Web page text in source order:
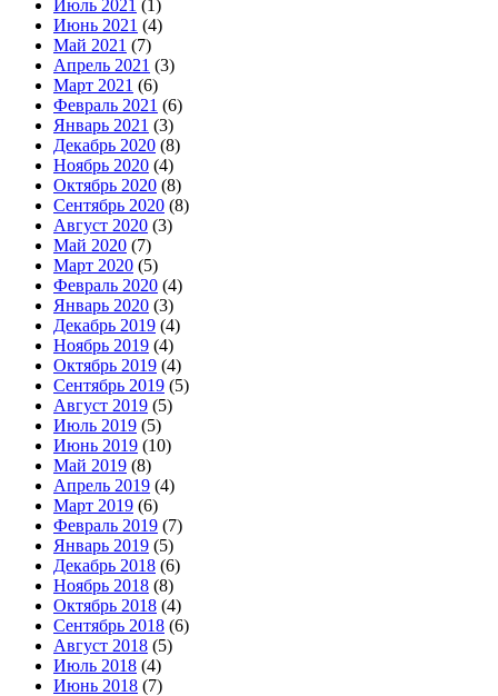
Июль 2021 (1)
Июнь 2021 (4)
Май 2021 (7)
Апрель 2021 (3)
Март 2021 (6)
Февраль 2021 (6)
Январь 2021 (3)
Декабрь 2020 (8)
Ноябрь 2020 (4)
Октябрь 2020 (8)
Сентябрь 2020 (8)
Август 2020 (3)
Май 2020 (7)
Март 2020 (5)
Февраль 2020 (4)
Январь 2020 (3)
Декабрь 2019 (4)
Ноябрь 2019 (4)
Октябрь 2019 (4)
Сентябрь 2019 (5)
Август 2019 (5)
Июль 2019 (5)
Июнь 2019 (10)
Май 2019 (8)
Апрель 2019 (4)
Март 2019 (6)
Февраль 2019 (7)
Январь 2019 (5)
Декабрь 2018 (6)
Ноябрь 2018 (8)
Октябрь 2018 (4)
Сентябрь 2018 (6)
Август 2018 (5)
Июль 2018 (4)
Июнь 2018 (7)